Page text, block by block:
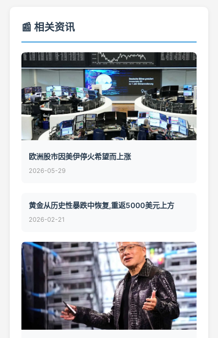
📰 相关资讯
欧洲股市因美伊停火希望而上涨
2026-05-29
黄金从历史性暴跌中恢复,重返5000美元上方
2026-02-21